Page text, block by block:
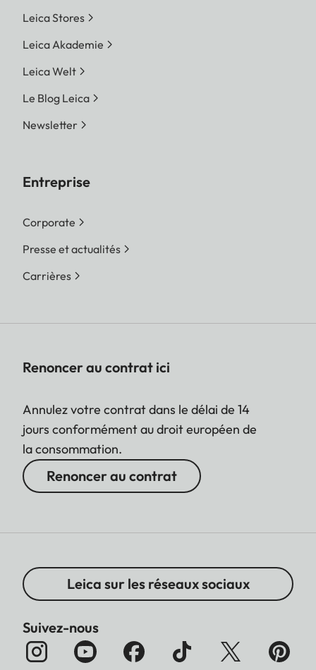
Leica Stores
Leica Akademie
Leica Welt
Le Blog Leica
Newsletter
Entreprise
Corporate
Presse et actualités
Carrières
Renoncer au contrat ici
Annulez votre contrat dans le délai de 14
jours conformément au droit européen de
la consommation.
Renoncer au contrat
Leica sur les réseaux sociaux
Suivez-nous